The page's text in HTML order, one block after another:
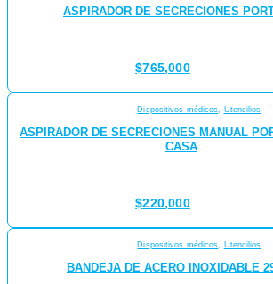
ASPIRADOR DE SECRECIONES
$765,000
Dispositivos médicos, Utencilios
ASPIRADOR DE SECRECIONES MANUAL
CASA
$220,000
Dispositivos médicos, Utencilios
BANDEJA DE ACERO INOXIDABLE